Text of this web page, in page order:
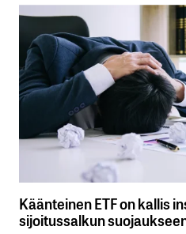
Käänteinen ETF on kallis
sijoitussalkun